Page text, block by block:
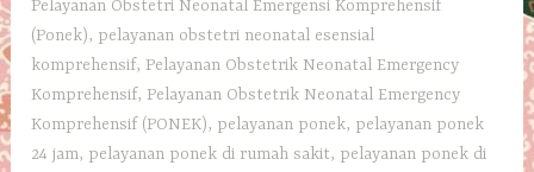
Pelayanan Obstetri Neonatal Emergensi Komprehensif
(Ponek), pelayanan obstetri neonatal esensial
komprehensif, Pelayanan Obstetrik Neonatal Emergency
Komprehensif, Pelayanan Obstetrik Neonatal Emergency
Komprehensif (PONEK), pelayanan ponek, pelayanan ponek
24 jam, pelayanan ponek di rumah sakit, pelayanan ponek di